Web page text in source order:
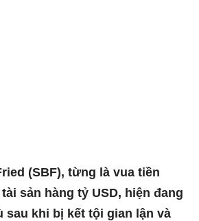
(SBF), từng là vua tiền
sản hàng tỷ USD, hiện đang
sau khi bị kết tội gian lận và